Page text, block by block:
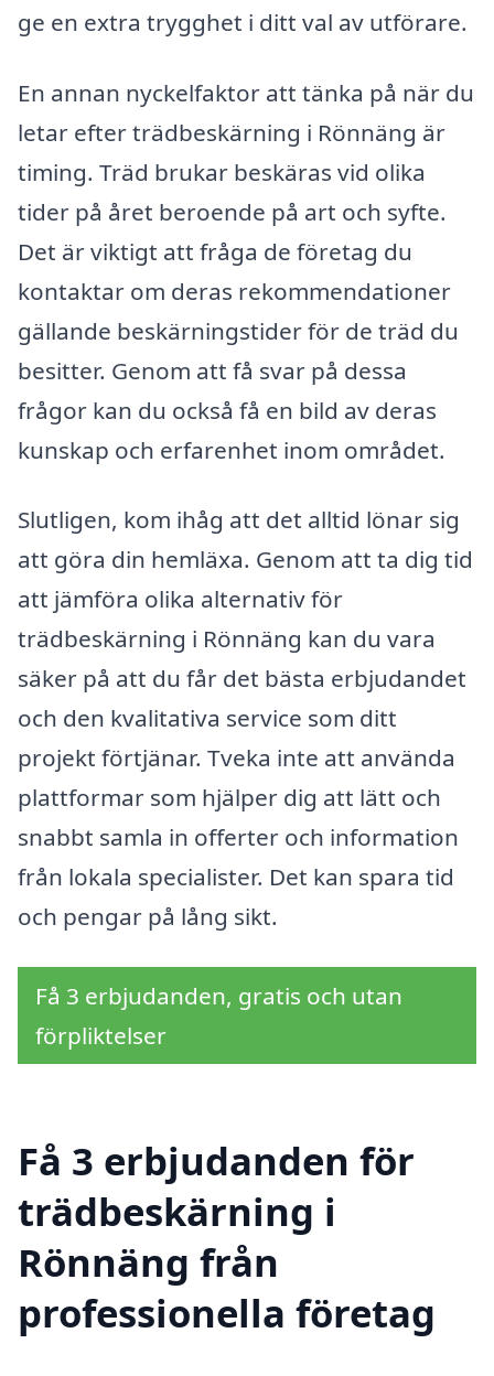
ge en extra trygghet i ditt val av utförare.
En annan nyckelfaktor att tänka på när du
letar efter trädbeskärning i Rönnäng är
timing. Träd brukar beskäras vid olika
tider på året beroende på art och syfte.
Det är viktigt att fråga de företag du
kontaktar om deras rekommendationer
gällande beskärningstider för de träd du
besitter. Genom att få svar på dessa
frågor kan du också få en bild av deras
kunskap och erfarenhet inom området.
Slutligen, kom ihåg att det alltid lönar sig
att göra din hemläxa. Genom att ta dig tid
att jämföra olika alternativ för
trädbeskärning i Rönnäng kan du vara
säker på att du får det bästa erbjudandet
och den kvalitativa service som ditt
projekt förtjänar. Tveka inte att använda
plattformar som hjälper dig att lätt och
snabbt samla in offerter och information
från lokala specialister. Det kan spara tid
och pengar på lång sikt.
Få 3 erbjudanden, gratis och utan
förpliktelser
Få 3 erbjudanden för
trädbeskärning i
Rönnäng från
professionella företag